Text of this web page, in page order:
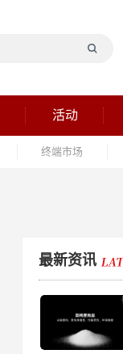
活动
终端市场
最新资讯